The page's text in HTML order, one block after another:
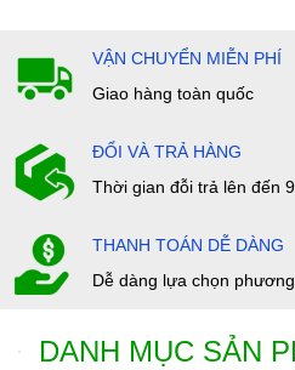
VẬN CHUYỂN MIỄN PHÍ
Giao hàng toàn quốc
ĐỔI VÀ TRẢ HÀNG
Thời gian đỗi trả lên đến
THANH TOÁN DỄ DÀNG
Dễ dàng lựa chọn
DANH MỤC SẢN